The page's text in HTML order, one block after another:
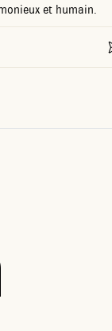
et humain.